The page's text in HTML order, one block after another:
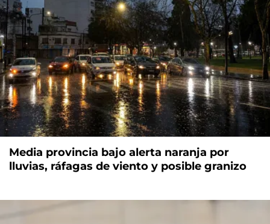
Media provincia bajo alerta naranja por
lluvias, ráfagas de viento y posible granizo